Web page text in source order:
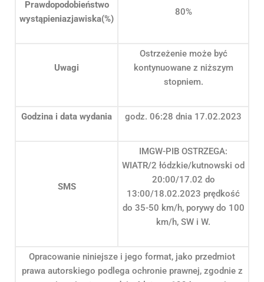
Prawdopodobieństwo
wystąpieniazjawiska(%)
80%
Uwagi
Ostrzeżenie może być
kontynuowane z niższym
stopniem.
Godzina i data wydania godz. 06:28 dnia 17.02.2023
SMS
IMGW-PIB OSTRZEGA:
WIATR/2 łódzkie/kutnowski od
20:00/17.02 do
13:00/18.02.2023 prędkość
do 35-50 km/h, porywy do 100
km/h, SW i W.
Opracowanie niniejsze i jego format, jako przedmiot
prawa autorskiego podlega ochronie prawnej, zgodnie z